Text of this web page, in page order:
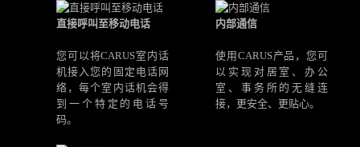
直接呼叫至移动电话
您可以将CARUS室内话
机接入您的固定电话网
络，每个室内话机会得
到一个特定的电话号
码。
内部通信
使用CARUS产品，您可
以实现对居室、办公
室、事务所的无缝连
接，更安全、更贴心。